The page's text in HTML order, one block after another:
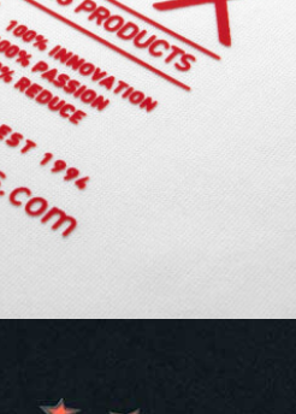
et montre les
sans débords